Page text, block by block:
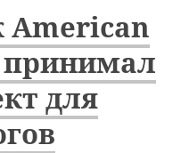
American
принимал
для